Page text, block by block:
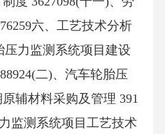
六、工艺技术分析
压力监测系统项目建设
二)、汽车轮胎压
辅材料采购及管理 391
监测系统项目工艺技术